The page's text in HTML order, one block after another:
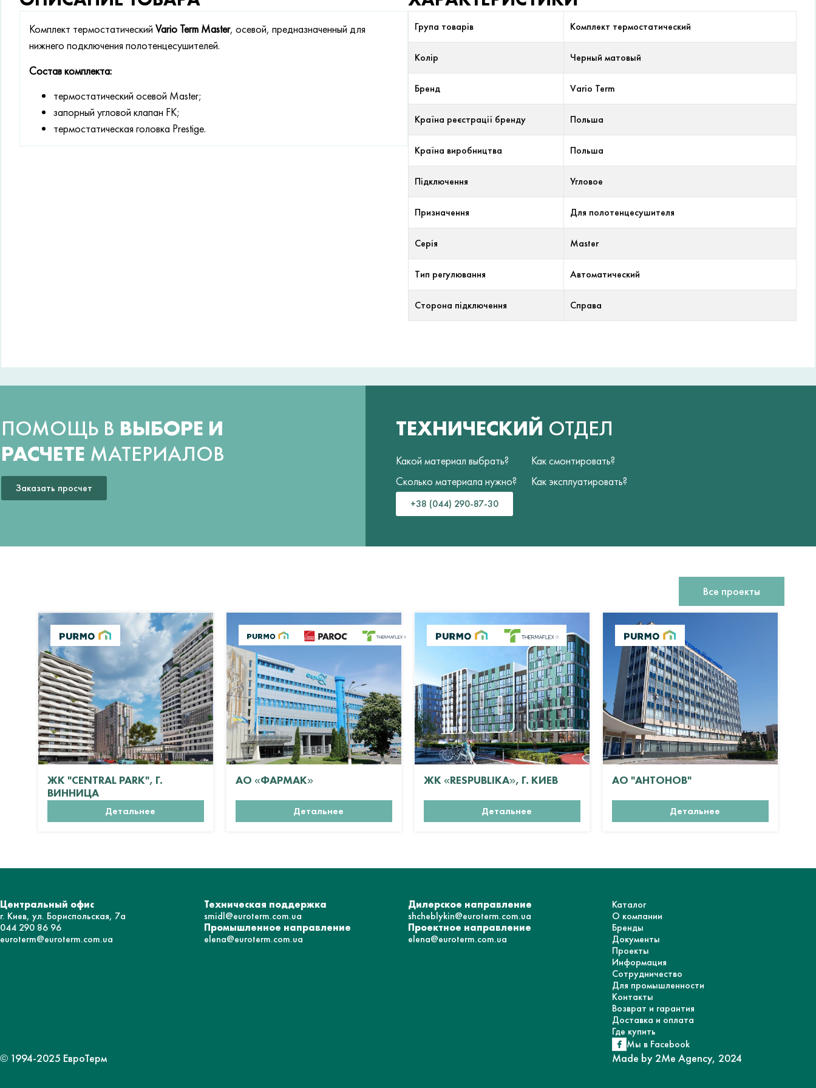
Комплект термостатический Vario Term Master, осевой, предназначенный для
нижнего подключения полотенцесушителей.
Состав комплекта:
термостатический осевой Master;
запорный угловой клапан FK;
термостатическая головка Prestige.
Група товарів Комплект термостатический
Колір Черный матовый
Бренд Vario Term
Країна реєстрації бренду Польша
Країна виробництва Польша
Підключення Угловое
Призначення Для полотенцесушителя
Серія Master
Тип регулювання Автоматический
Сторона підключення Справа
ПОМОЩЬ В ВЫБОРЕ И
РАСЧЕТЕ МАТЕРИАЛОВ
Заказать просчет
ТЕХНИЧЕСКИЙ ОТДЕЛ
Какой материал выбрать?
Сколько материала нужно?
Как смонтировать?
Как эксплуатировать?
+38 (044) 290-87-30
Все проекты
ЖК "CENTRAL PARK", Г.
ВИННИЦА
Детальнее
АО «ФАРМАК»
Детальнее
ЖК «RESPUBLIKA», Г. КИЕВ
Детальнее
АО "АНТОНОВ"
Детальнее
Центральный офис
г. Киев, ул. Бориспольская, 7а
044 290 86 96
euroterm@euroterm.com.ua
Техническая поддержка
smidl@euroterm.com.ua
Промышленное направление
elena@euroterm.com.ua
Дилерское направление
shcheblykin@euroterm.com.ua
Проектное направление
elena@euroterm.com.ua
Каталог
О компании
Бренды
Документы
Проекты
Информация
Сотрудничество
Для промышленности
Контакты
Возврат и гарантия
Доставка и оплата
Где купить
Мы в Facebook
© 1994-2025 ЕвроТерм Made by 2Me Agency, 2024